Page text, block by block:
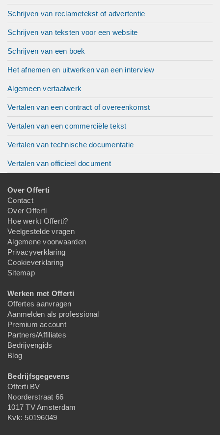
Schrijven van reclametekst of advertentie
Schrijven van teksten voor een website
Schrijven van een boek
Het afnemen en uitwerken van een interview
Algemeen vertaalwerk
Vertalen van een contract of overeenkomst
Vertalen van een commerciële tekst
Vertalen van technische documentatie
Vertalen van officieel document
Over Offerti
Contact
Over Offerti
Hoe werkt Offerti?
Veelgestelde vragen
Algemene voorwaarden
Privacyverklaring
Cookieverklaring
Sitemap
Werken met Offerti
Offertes aanvragen
Aanmelden als professional
Premium account
Partners/Affiliates
Bedrijvengids
Blog
Bedrijfsgegevens
Offerti BV
Noorderstraat 66
1017 TV Amsterdam
Kvk: 50196049